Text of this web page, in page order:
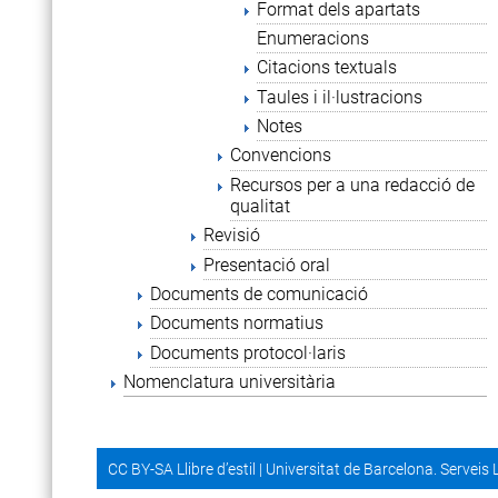
Format dels apartats
Enumeracions
Citacions textuals
Taules i il·lustracions
Notes
Convencions
Recursos per a una redacció de
qualitat
Revisió
Presentació oral
Documents de comunicació
Documents normatius
Documents protocol·laris
Nomenclatura universitària
CC BY-SA Llibre d’estil | Universitat de Barcelona. Serveis